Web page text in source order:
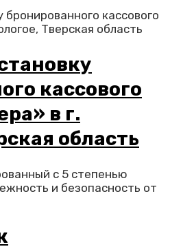
кассового
в г.
область